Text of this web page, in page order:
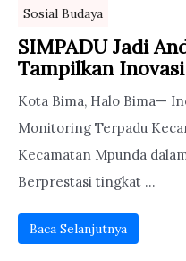
Sosial Budaya
SIMPADU Jadi
Tampilkan
Kota Bima, Halo Bima—
Monitoring Terpadu
Kecamatan Mpunda
Berprestasi tingkat ...
Baca Selanjutnya